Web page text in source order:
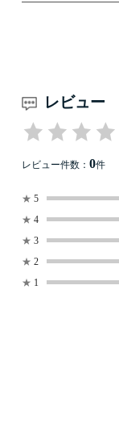
レビュー
レビュー件数： 0件
★ 5
★ 4
★ 3
★ 2
★ 1